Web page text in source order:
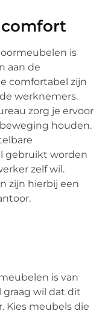
is
aan de
comfortabel zijn
werknemers.
zorg je ervoor
houden.
gebruikt worden
zelf wil.
zijn hierbij een
is van
wil dat dit
Kies meubels die